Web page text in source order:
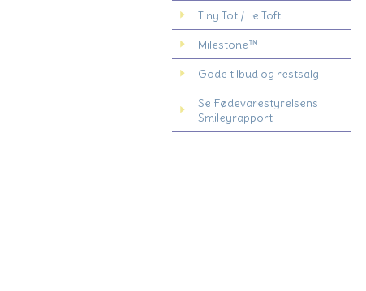
Tiny Tot / Le Toft
Milestone™
Gode tilbud og restsalg
Se Fødevarestyrelsens
Smileyrapport